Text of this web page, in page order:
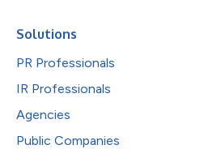
Solutions
PR Professionals
IR Professionals
Agencies
Public Companies